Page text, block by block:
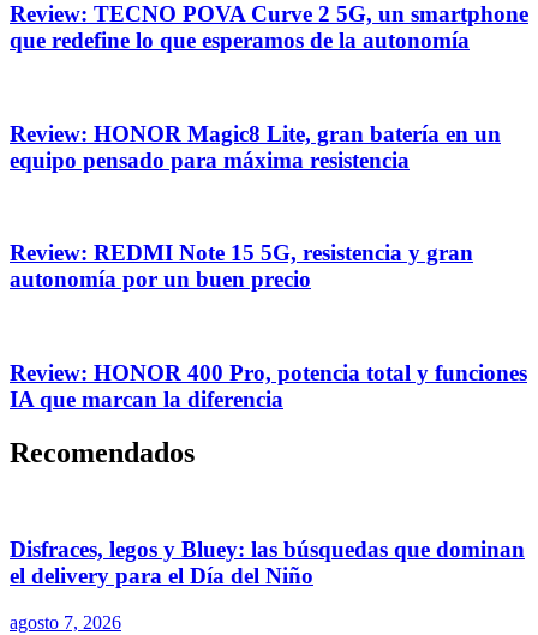
Review: TECNO POVA Curve 2 5G, un smartphone
que redefine lo que esperamos de la autonomía
Review: HONOR Magic8 Lite, gran batería en un
equipo pensado para máxima resistencia
Review: REDMI Note 15 5G, resistencia y gran
autonomía por un buen precio
Review: HONOR 400 Pro, potencia total y funciones
IA que marcan la diferencia
Recomendados
Disfraces, legos y Bluey: las búsquedas que dominan
el delivery para el Día del Niño
agosto 7, 2026